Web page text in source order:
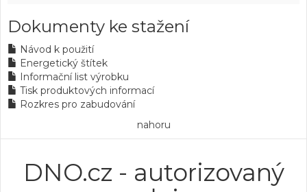
Dokumenty ke stažení
Návod k použití
Energetický štítek
Informační list výrobku
Tisk produktových informací
Rozkres pro zabudování
nahoru
DNO.cz - autorizovaný